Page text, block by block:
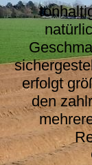
erfolgt
den